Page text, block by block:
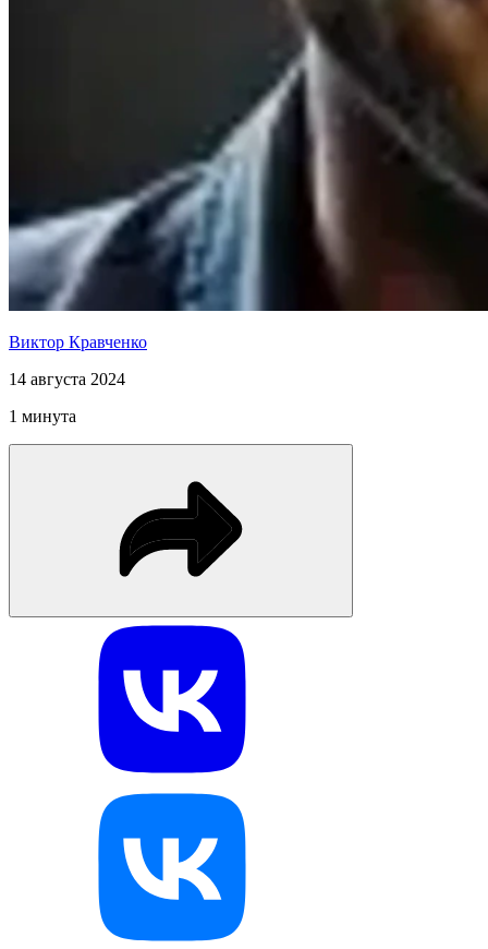
Виктор Кравченко
14 августа 2024
1 минута